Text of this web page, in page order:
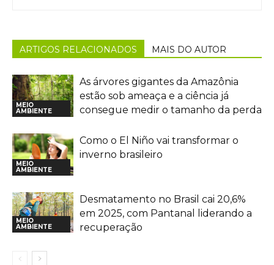
ARTIGOS RELACIONADOS MAIS DO AUTOR
MEIO
AMBIENTE
As árvores gigantes da Amazônia
estão sob ameaça e a ciência já
consegue medir o tamanho da perda
MEIO
AMBIENTE
Como o El Niño vai transformar o
inverno brasileiro
MEIO
AMBIENTE
Desmatamento no Brasil cai 20,6%
em 2025, com Pantanal liderando a
recuperação